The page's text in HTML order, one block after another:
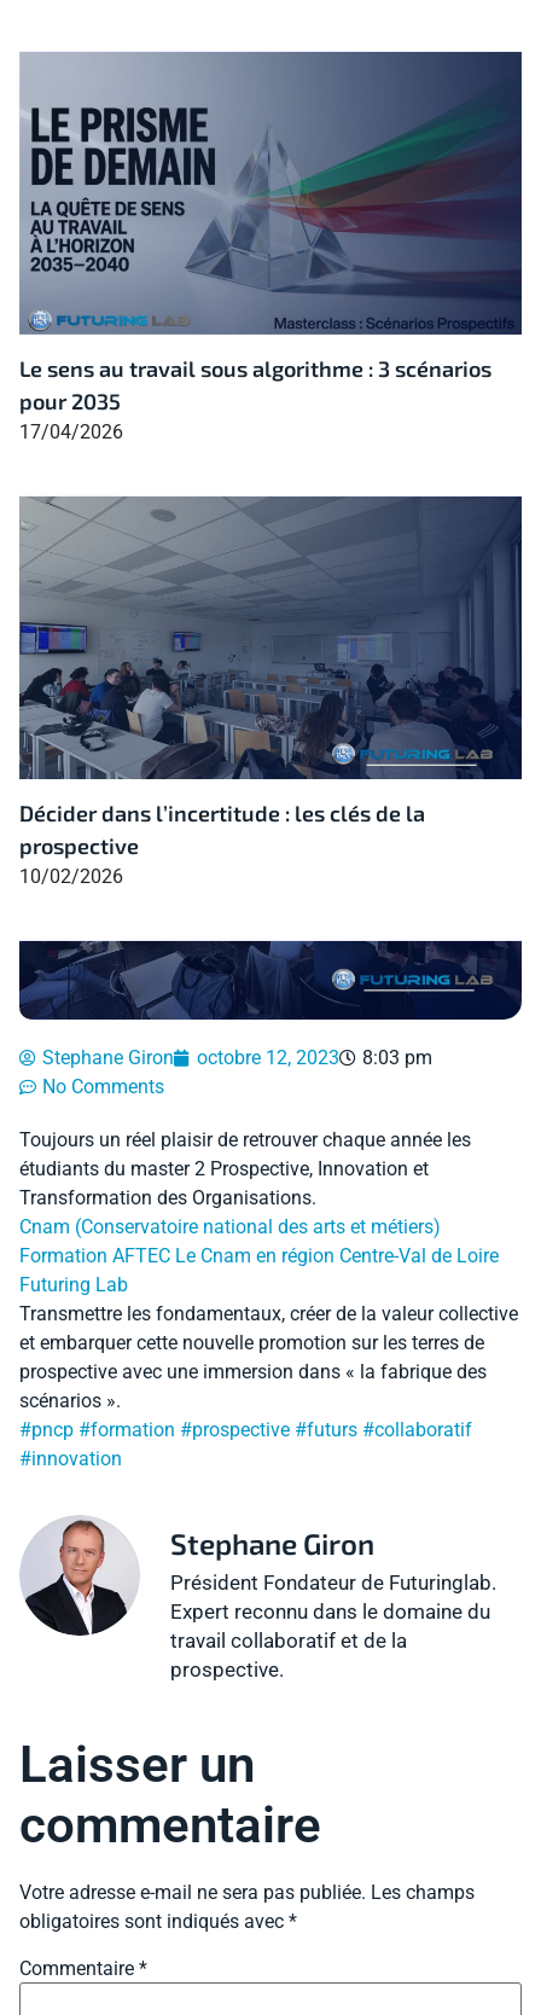
Stephane Giron octobre 12, 2023
8:03 pm
No Comments
Toujours un réel plaisir de retrouver chaque année les
étudiants du master 2 Prospective, Innovation et
Transformation des Organisations.
Cnam (Conservatoire national des arts et métiers)
Formation AFTEC Le Cnam en région Centre-Val de Loire
Futuring Lab
Transmettre les fondamentaux, créer de la valeur collective
et embarquer cette nouvelle promotion sur les terres de
prospective avec une immersion dans « la fabrique des
scénarios ».
#pncp #formation #prospective #futurs #collaboratif
#innovation
Stephane Giron
Président Fondateur de Futuringlab.
Expert reconnu dans le domaine du
travail collaboratif et de la
prospective.
Laisser un
commentaire
Votre adresse e-mail ne sera pas publiée. Les champs
obligatoires sont indiqués avec *
Commentaire *
Le sens au travail sous algorithme : 3 scénarios
pour 2035
17/04/2026
Décider dans l’incertitude : les clés de la
prospective
10/02/2026